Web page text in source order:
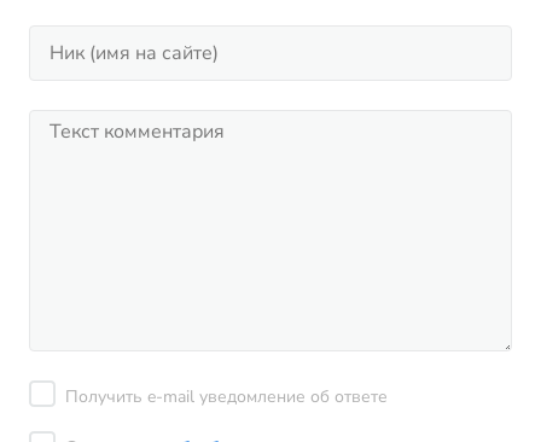
Получить e-mail уведомление об ответе